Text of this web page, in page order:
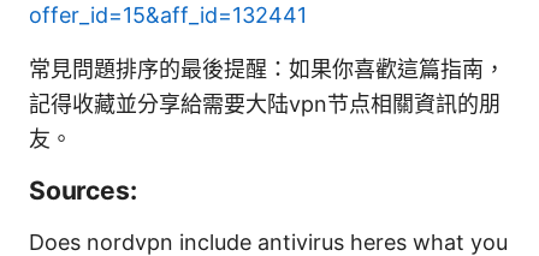
offer_id=15&aff_id=132441
常見問題排序的最後提醒：如果你喜歡這篇指南，
記得收藏並分享給需要大陆vpn节点相關資訊的朋
友。
Sources:
Does nordvpn include antivirus heres what you